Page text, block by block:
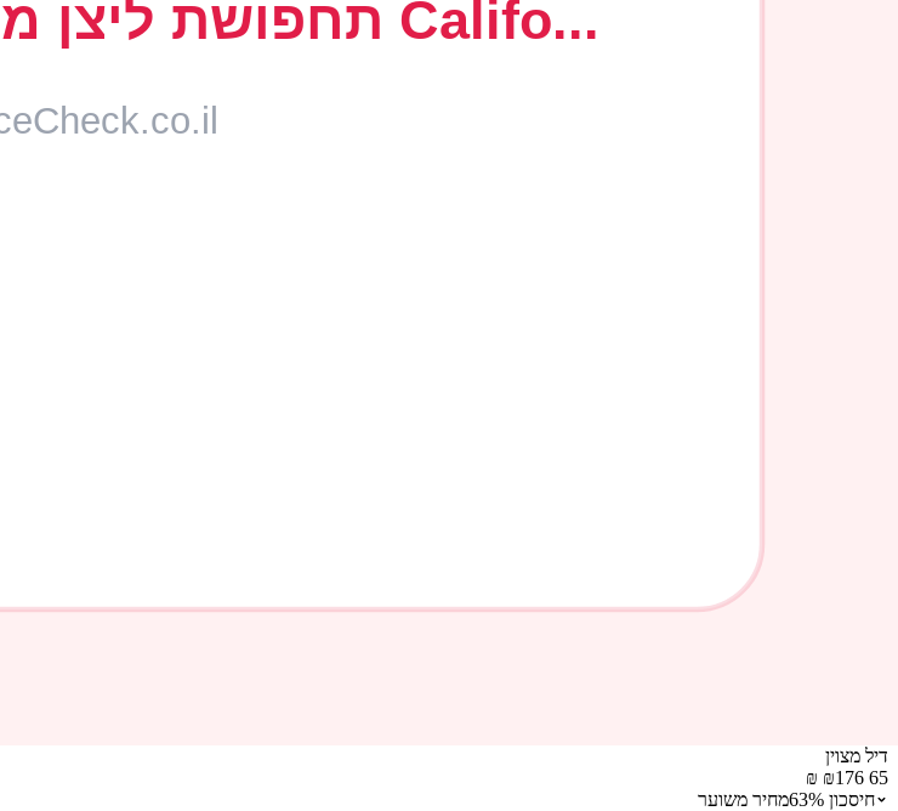
אם אתם לא בטוחים איך לבחור כל מה שצריך לעשות זה לקרוא המלצות ולבדוק את האמינות של האתר דרכו אתם
דיל מצוין
65 ₪
176 ₪
חיסכון
63%
מחיר משוער